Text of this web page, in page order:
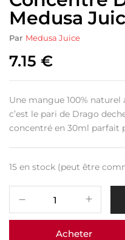
Medusa
Par Medusa Juice
7.15 €
Une mangue 100%
c’est le pari de Drago
concentré en 30ml parfait
15 en stock (peut être
Acheter